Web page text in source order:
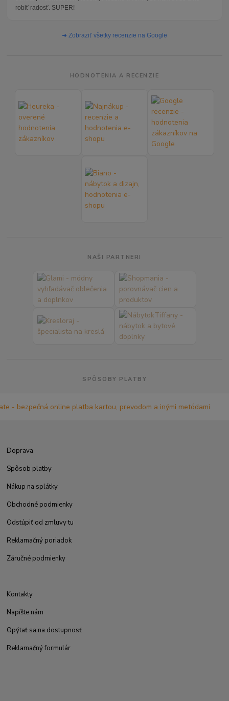
robiť radosť. SUPER!
➜ Zobraziť všetky recenzie na Google
HODNOTENIA A RECENZIE
NAŠI PARTNERI
SPÔSOBY PLATBY
Doprava
Spôsob platby
Nákup na splátky
Obchodné podmienky
Odstúpiť od zmluvy tu
Reklamačný poriadok
Záručné podmienky
Kontakty
Napíšte nám
Opýtať sa na dostupnosť
Reklamačný formulár